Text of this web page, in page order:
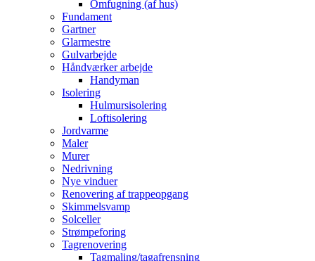
Omfugning (af hus)
Fundament
Gartner
Glarmestre
Gulvarbejde
Håndværker arbejde
Handyman
Isolering
Hulmursisolering
Loftisolering
Jordvarme
Maler
Murer
Nedrivning
Nye vinduer
Renovering af trappeopgang
Skimmelsvamp
Solceller
Strømpeforing
Tagrenovering
Tagmaling/tagafrensning